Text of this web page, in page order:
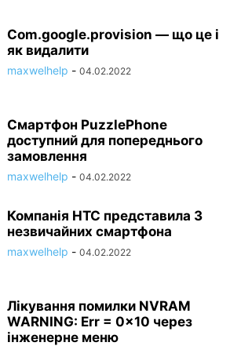
Com.google.provision — що це і
як видалити
maxwelhelp - 04.02.2022
Смартфон PuzzlePhone
доступний для попереднього
замовлення
maxwelhelp - 04.02.2022
Компанія HTC представила 3
незвичайних смартфона
maxwelhelp - 04.02.2022
Лікування помилки NVRAM
WARNING: Err = 0x10 через
інженерне меню